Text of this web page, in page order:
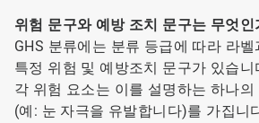
위험 문구와 예방 조치 문구는 무엇인
GHS 분류에는 분류 등급에 따라 라
특정 위험 및 예방조치 문구가 있습니
각 위험 요소는 이를 설명하는 하나
(예: 눈 자극을 유발합니다)를 가집니